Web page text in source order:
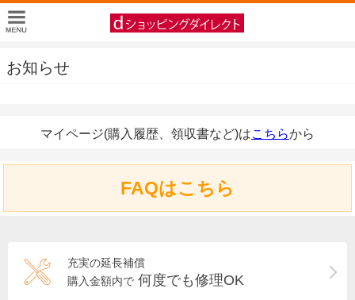
お知らせ
マイページ(購入履歴、領収書など)はこちらから
FAQはこちら
充実の延長補償
購入金額内で 何度でも修理OK